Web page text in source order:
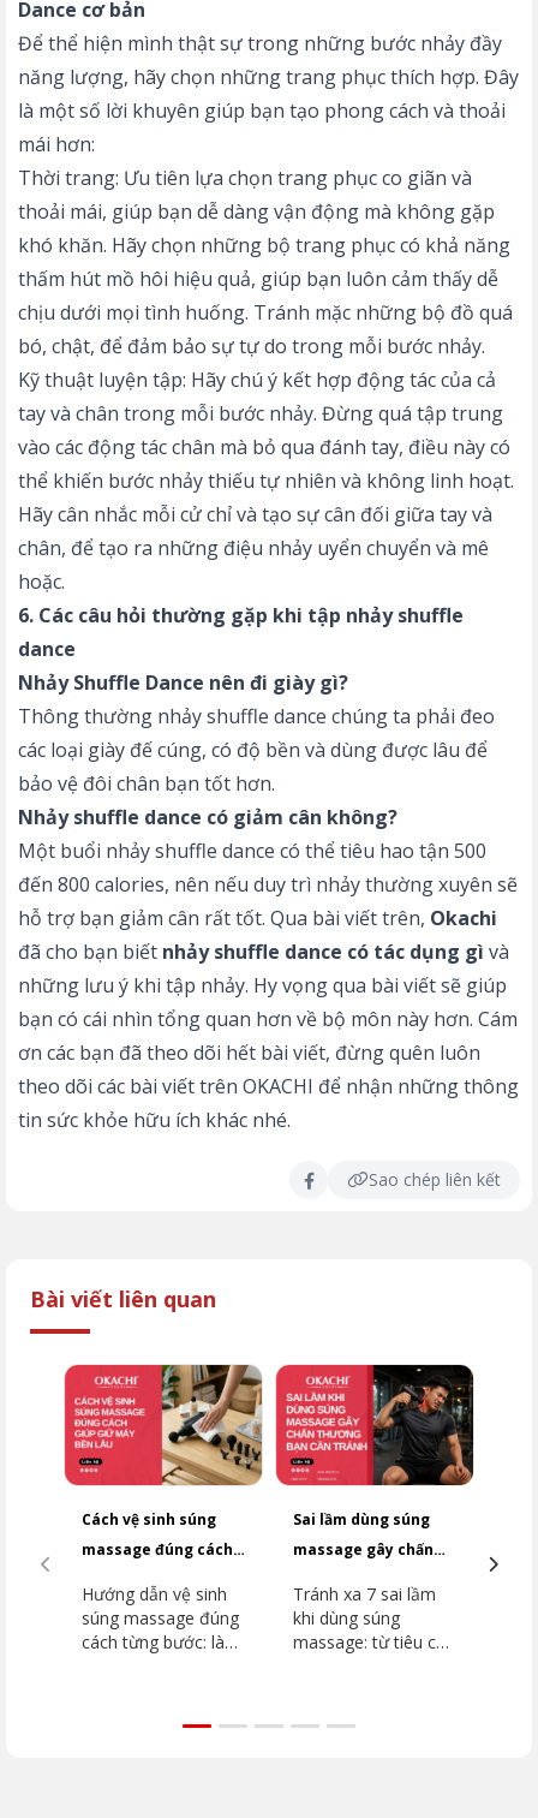
Dance cơ bản
Để thể hiện mình thật sự trong những bước nhảy đầy
năng lượng, hãy chọn những trang phục thích hợp. Đây
là một số lời khuyên giúp bạn tạo phong cách và thoải
mái hơn:
Thời trang: Ưu tiên lựa chọn trang phục co giãn và
thoải mái, giúp bạn dễ dàng vận động mà không gặp
khó khăn. Hãy chọn những bộ trang phục có khả năng
thấm hút mồ hôi hiệu quả, giúp bạn luôn cảm thấy dễ
chịu dưới mọi tình huống. Tránh mặc những bộ đồ quá
bó, chật, để đảm bảo sự tự do trong mỗi bước nhảy.
Kỹ thuật luyện tập: Hãy chú ý kết hợp động tác của cả
tay và chân trong mỗi bước nhảy. Đừng quá tập trung
vào các động tác chân mà bỏ qua đánh tay, điều này có
thể khiến bước nhảy thiếu tự nhiên và không linh hoạt.
Hãy cân nhắc mỗi cử chỉ và tạo sự cân đối giữa tay và
chân, để tạo ra những điệu nhảy uyển chuyển và mê
hoặc.
6. Các câu hỏi thường gặp khi tập nhảy shuffle
dance
Nhảy Shuffle Dance nên đi giày gì?
Thông thường nhảy shuffle dance chúng ta phải đeo
các loại giày đế cúng, có độ bền và dùng được lâu để
bảo vệ đôi chân bạn tốt hơn.
Nhảy shuffle dance có giảm cân không?
Một buổi nhảy shuffle dance có thể tiêu hao tận 500
đến 800 calories, nên nếu duy trì nhảy thường xuyên sẽ
hỗ trợ bạn giảm cân rất tốt. Qua bài viết trên, Okachi
đã cho bạn biết nhảy shuffle dance có tác dụng gì và
những lưu ý khi tập nhảy. Hy vọng qua bài viết sẽ giúp
bạn có cái nhìn tổng quan hơn về bộ môn này hơn. Cám
ơn các bạn đã theo dõi hết bài viết, đừng quên luôn
theo dõi các bài viết trên OKACHI để nhận những thông
tin sức khỏe hữu ích khác nhé.
Sao chép liên kết
Bài viết liên quan
Cách vệ sinh súng
massage đúng cách
Hướng dẫn vệ sinh
súng massage đúng
cách từng bước: làm
Sai lầm dùng súng
massage gây chấn
tránh
Tránh xa 7 sai lầm
khi dùng súng
massage: từ tiêu cơ